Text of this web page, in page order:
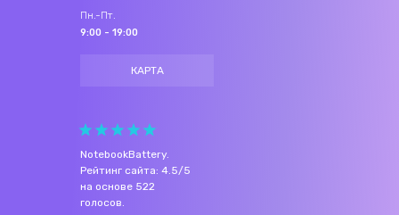
Пн.-Пт.
9:00 - 19:00
КАРТА
NotebookBattery.
Рейтинг сайта: 4.5/5
на основе 522
голосов.